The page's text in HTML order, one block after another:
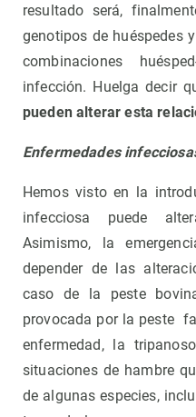
resultado será,
genotipos de huéspedes
combinaciones
infección. Huelga decir
pueden alterar esta
Enfermedades
Hemos visto en la
infecciosa puede
Asimismo, la
depender de las
caso de la peste
provocada por la peste
enfermedad, la
situaciones de hambre
de algunas especies,